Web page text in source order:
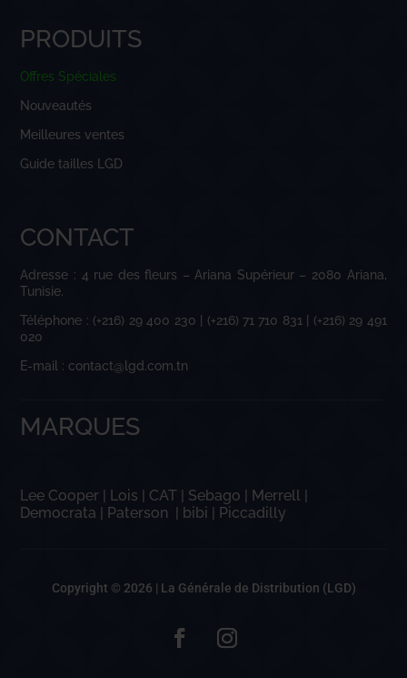
PRODUITS
Offres Spéciales
Nouveautés
Meilleures ventes
Guide tailles LGD
CONTACT
Adresse : 4 rue des fleurs – Ariana Supérieur – 2080 Ariana,
Tunisie.
Téléphone : (+216) 29 400 230 | (+216) 71 710 831 | (+216) 29 491
020
E-mail : contact@lgd.com.tn
MARQUES
Lee Cooper | Lois | CAT | Sebago | Merrell |
Democrata | Paterson | bibi | Piccadilly
Copyright © 2026 | La Générale de Distribution (LGD)